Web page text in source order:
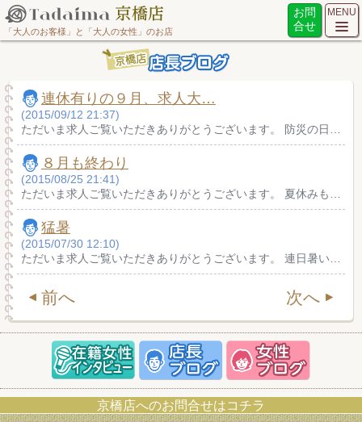
「大人のお客様」と「大人の女性」のお店
お問
合せ
MENU
連休有りの９月、求人大…
(2015/09/12 21:37)
ただいま求人ご覧いただきありがとうございます。 防災の日…
８月も終わり
(2015/08/25 21:41)
ただいま求人ご覧いただきありがとうございます。 夏休みも…
猛暑
(2015/07/30 12:10)
ただいま求人ご覧いただきありがとうございます。 連日暑い…
前へ 次へ
京橋店へのお問合せはコチラ